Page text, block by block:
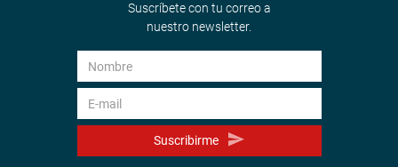
Suscríbete con tu correo a
nuestro newsletter.
Suscribirme